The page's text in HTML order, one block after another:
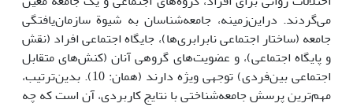
می‌گردند. دراین‌زمینه، جامعه‌شناسان به شیوة سازمان‌یافتگی
جامعه (ساختار اجتماعی نابرابری‌ها)، جایگاه اجتماعی افراد (نقش
و پایگاه اجتماعی)، و عضویت‌های گروهی آنان (کنش‌های متقابل
اجتماعی بین‌فردی) توجهی ویژه دارند (همان: 10). بدین‌ترتیب،
مهم‌ترین پرسش جامعه‌شناختی با نتایج کاربردی، آن است که چه